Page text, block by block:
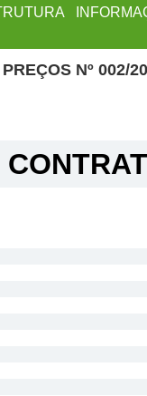
Nº 002/